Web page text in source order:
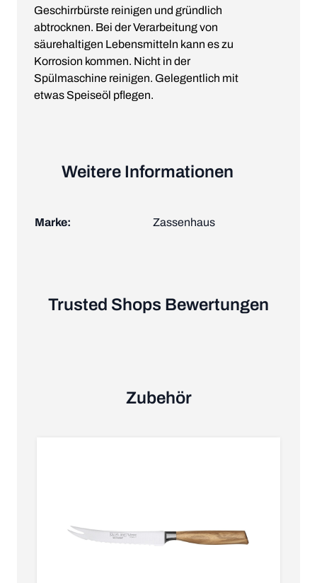
Geschirrbürste reinigen und gründlich
abtrocknen. Bei der Verarbeitung von
säurehaltigen Lebensmitteln kann es zu
Korrosion kommen. Nicht in der
Spülmaschine reinigen. Gelegentlich mit
etwas Speiseöl pflegen.
Weitere Informationen
Marke: Zassenhaus
Trusted Shops Bewertungen
Zubehör